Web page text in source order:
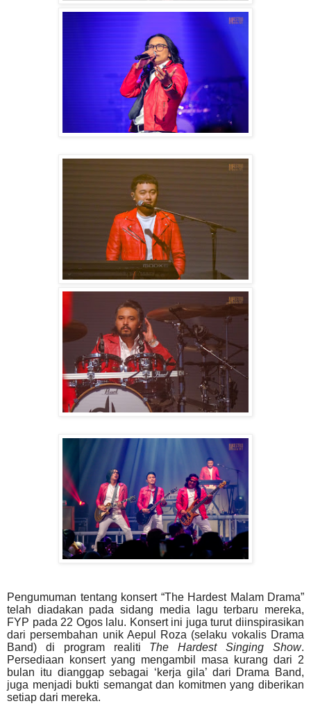
Pengumuman tentang konsert “The Hardest Malam Drama”
telah diadakan pada sidang media lagu terbaru mereka,
FYP pada 22 Ogos lalu. Konsert ini juga turut diinspirasikan
dari persembahan unik Aepul Roza (selaku vokalis Drama
Band) di program realiti The Hardest Singing Show.
Persediaan konsert yang mengambil masa kurang dari 2
bulan itu dianggap sebagai ‘kerja gila’ dari Drama Band,
juga menjadi bukti semangat dan komitmen yang diberikan
setiap dari mereka.